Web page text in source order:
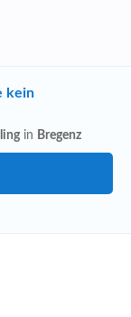
kein
in Bregenz